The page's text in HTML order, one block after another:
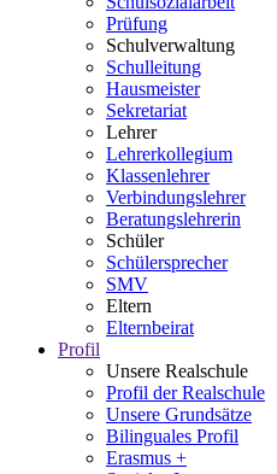
Prüfung
Schulverwaltung
Schulleitung
Hausmeister
Sekretariat
Lehrer
Lehrerkollegium
Klassenlehrer
Verbindungslehrer
Beratungslehrerin
Schüler
Schülersprecher
SMV
Eltern
Elternbeirat
Profil
Unsere Realschule
Profil der Realschule
Unsere Grundsätze
Bilinguales Profil
Erasmus +